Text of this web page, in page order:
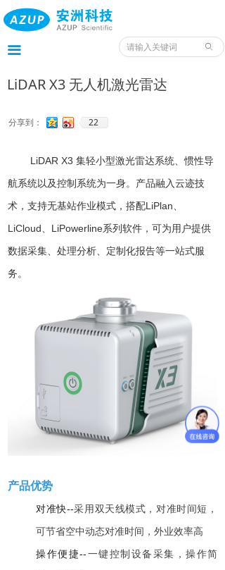
끀
首页
产品
服务
服务预约入口
ꄙ
LiDAR X3 无人机激光雷达
LiDAR X3 集轻小型激光雷达系统、惯性导
航系统以及控制系统为一身。产品融入云迹技
术，支持无基站作业模式，搭配LiPlan、
LiCloud 、LiPowerline系列软件，可为用户提供
数据采集、处理分析、定制化报告等一站式服
务。
产品优势
对准快--采用双天线模式，对准时间短，
可节省空中动态对准时间，外业效率高
操作便捷--一键控制设备采集，操作简
分享到： 22